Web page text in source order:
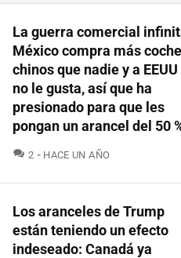
La guerra comercial
México compra más
chinos que nadie y a EEUU
no le gusta, así que ha
presionado para que les
pongan un arancel del 50
2 COMENTARIOS
HACE UN AÑO
Los aranceles de Trump
están teniendo un efecto
indeseado: Canadá ya